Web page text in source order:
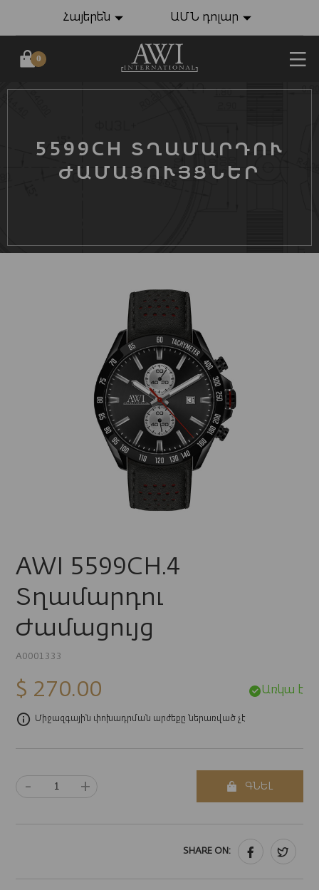
Հայերեն ԱՄՆ դոլար
0
5599CH ՏՂԱՄԱՐԴՈՒ
ԺԱՄԱՑՈՒՅՑՆԵՐ
AWI 5599CH.4
Տղամարդու
Ժամացույց
A0001333
$ 270.00 Առկա է
Միջազգային փոխադրման արժեքը ներառված չէ
- + ԳՆԵԼ
SHARE ON: